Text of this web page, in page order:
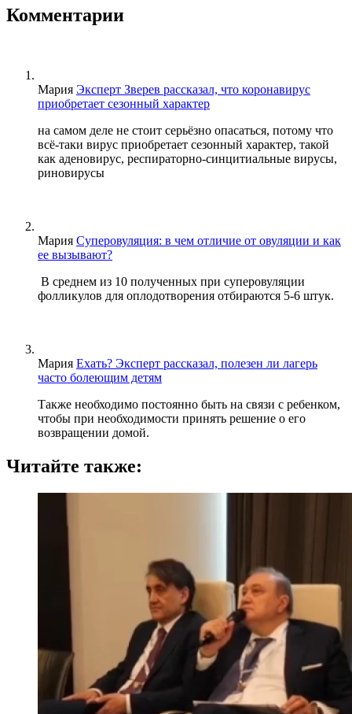
Комментарии
Мария Эксперт Зверев рассказал, что коронавирус
приобретает сезонный характер
на самом деле не стоит серьёзно опасаться, потому что
всё-таки вирус приобретает сезонный характер, такой
как аденовирус, респираторно-синцитиальные вирусы,
риновирусы
Мария Суперовуляция: в чем отличие от овуляции и как
ее вызывают?
В среднем из 10 полученных при суперовуляции
фолликулов для оплодотворения отбираются 5-6 штук.
Мария Ехать? Эксперт рассказал, полезен ли лагерь
часто болеющим детям
Также необходимо постоянно быть на связи с ребенком,
чтобы при необходимости принять решение о его
возвращении домой.
Читайте также: